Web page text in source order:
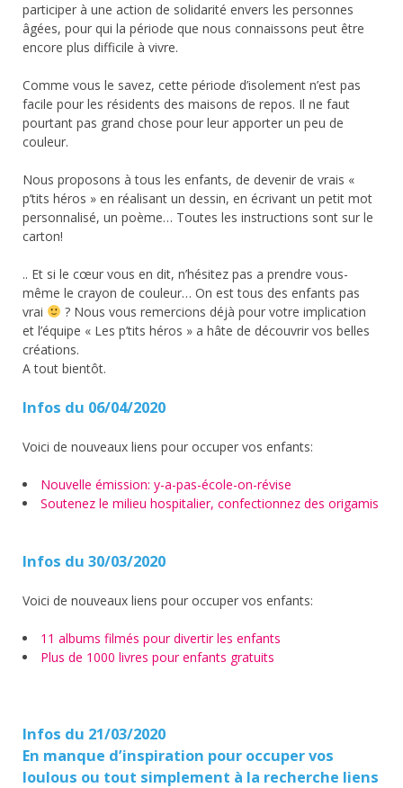
participer à une action de solidarité envers les personnes
âgées, pour qui la période que nous connaissons peut être
encore plus difficile à vivre.
Comme vous le savez, cette période d’isolement n’est pas
facile pour les résidents des maisons de repos. Il ne faut
pourtant pas grand chose pour leur apporter un peu de
couleur.
Nous proposons à tous les enfants, de devenir de vrais «
p’tits héros » en réalisant un dessin, en écrivant un petit mot
personnalisé, un poème… Toutes les instructions sont sur le
carton!
.. Et si le cœur vous en dit, n’hésitez pas a prendre vous-
même le crayon de couleur… On est tous des enfants pas
vrai
? Nous vous remercions déjà pour votre implication
et l’équipe « Les p’tits héros » a hâte de découvrir vos belles
créations.
A tout bientôt.
Infos du 06/04/2020
Voici de nouveaux liens pour occuper vos enfants:
Nouvelle émission: y-a-pas-école-on-révise
Soutenez le milieu hospitalier, confectionnez des origamis
Infos du 30/03/2020
Voici de nouveaux liens pour occuper vos enfants:
11 albums filmés pour divertir les enfants
Plus de 1000 livres pour enfants gratuits
Infos du 21/03/2020
En manque d’inspiration pour occuper vos
loulous ou tout simplement à la recherche liens